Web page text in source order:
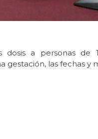
dosis a personas
gestación, las fechas y